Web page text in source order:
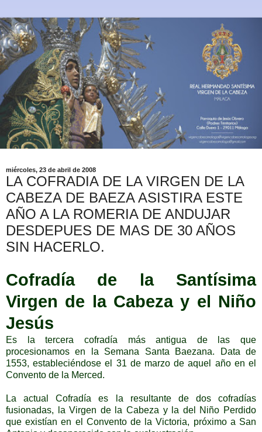
miércoles, 23 de abril de 2008
LA COFRADIA DE LA VIRGEN DE LA
CABEZA DE BAEZA ASISTIRA ESTE
AÑO A LA ROMERIA DE ANDUJAR
DESDEPUES DE MAS DE 30 AÑOS
SIN HACERLO.
Cofradía de la Santísima
Virgen de la Cabeza y el Niño
Jesús
Es la tercera cofradía más antigua de las que
procesionamos en la Semana Santa Baezana. Data de
1553, estableciéndose el 31 de marzo de aquel año en el
Convento de la Merced.
La actual Cofradía es la resultante de dos cofradías
fusionadas, la Virgen de la Cabeza y la del Niño Perdido
que existían en el Convento de la Victoria, próximo a San